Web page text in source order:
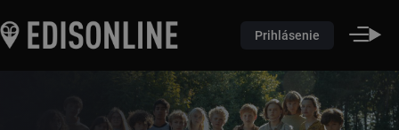
Prihlásenie